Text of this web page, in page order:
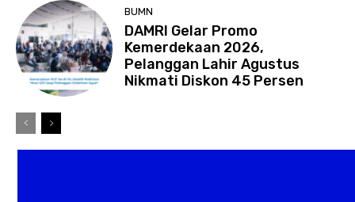
BUMN
DAMRI Gelar Promo
Kemerdekaan 2026,
Pelanggan Lahir Agustus
Nikmati Diskon 45 Persen